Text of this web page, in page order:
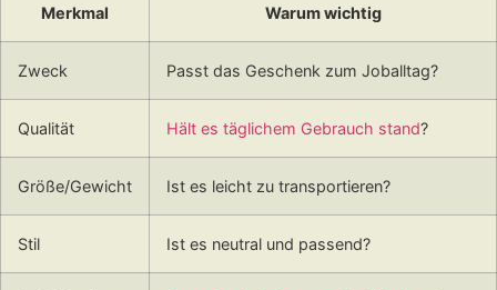
Merkmal Warum wichtig
Zweck Passt das Geschenk zum Joballtag?
Qualität Hält es täglichem Gebrauch stand?
Größe/Gewicht Ist es leicht zu transportieren?
Stil Ist es neutral und passend?